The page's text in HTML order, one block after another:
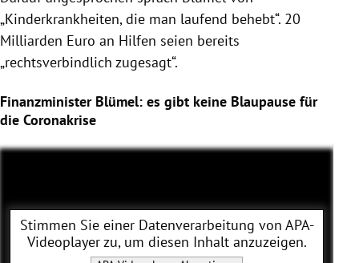
„Kinderkrankheiten, die man laufend behebt“. 20
Milliarden Euro an Hilfen seien bereits
„rechtsverbindlich zugesagt“.
Finanzminister Blümel: es gibt keine Blaupause für
die Coronakrise
Stimmen Sie einer Datenverarbeitung von APA-
Videoplayerzu, um diesen Inhalt anzuzeigen.